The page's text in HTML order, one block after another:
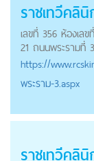
ราชเทวีคลิ
เลขที่ 356 ห้องเล
21 ถนนพระรามที่
https://
พระราม-3.aspx
ราชเทวีคลิ